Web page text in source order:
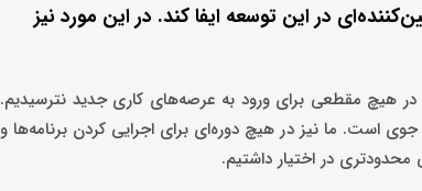
در این توسعه ایفا کند. در این مورد نیز
در هیچ مقطعی برای ورود به عرصه‌های کاری جدید نترسیدیم.
است. ما نیز در هیچ دوره‌ای برای اجرایی کردن برنامه‌ها و
در اختیار داشتیم.